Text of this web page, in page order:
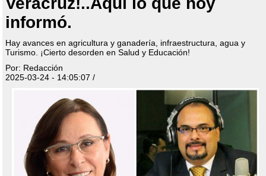
informó.
Hay avances en agricultura y ganadería, infraestructura, agua y
Turismo. ¡Cierto desorden en Salud y Educación!
Por: Redacción
2025-03-24 - 14:05:07 /